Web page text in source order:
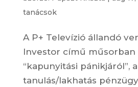
tanácsok
A P+ Televízió állandó
Investor című műsorban
“kapunyitási pánikjáról”, a
tanulás/lakhatás